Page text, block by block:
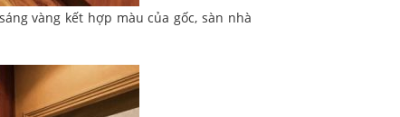
vàng kết hợp màu của gốc, sàn nhà